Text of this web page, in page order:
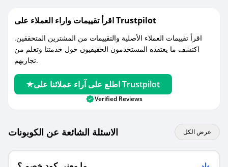
اقرأ تقييمات واراء العملاء على Trustpilot
اقرأ تقييمات العملاء الأصلية والتقييمات من المشترين المتحققين.
اكتشف ما يعتقده المستخدمون الحقيقيون حول خدمتنا وتعلم من
تجاربهم.
اطلع على آراء عملائنا على Trustpilot
Verified Reviews
الاسئلة الشائعة عن الكوبونات عرض الكل